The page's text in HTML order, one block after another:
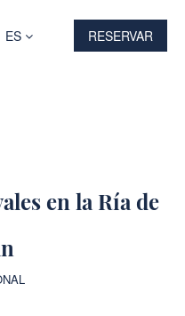
ES RESERVAR
en la Ría de